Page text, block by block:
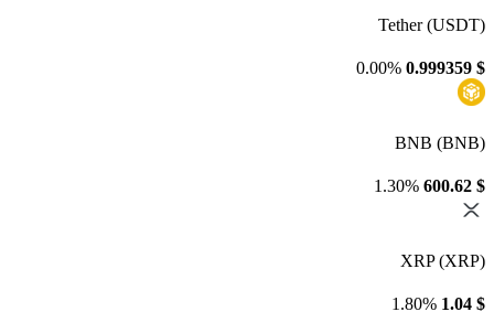
Tether (USDT)
$
0.999359
0.00%
BNB (BNB)
$
600.62
1.30%
XRP (XRP)
$
1.04
1.80%